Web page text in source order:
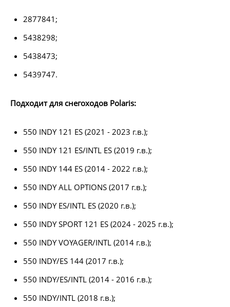
2877841;
5438298;
5438473;
5439747.
Подходит для снегоходов Polaris:
550 INDY 121 ES (2021 - 2023 г.в.);
550 INDY 121 ES/INTL ES (2019 г.в.);
550 INDY 144 ES (2014 - 2022 г.в.);
550 INDY ALL OPTIONS (2017 г.в.);
550 INDY ES/INTL ES (2020 г.в.);
550 INDY SPORT 121 ES (2024 - 2025 г.в.);
550 INDY VOYAGER/INTL (2014 г.в.);
550 INDY/ES 144 (2017 г.в.);
550 INDY/ES/INTL (2014 - 2016 г.в.);
550 INDY/INTL (2018 г.в.);